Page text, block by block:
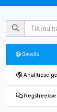
Gewild
Analitiese